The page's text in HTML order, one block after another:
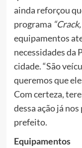
ainda reforçou
programa
equipamentos
necessidades da
cidade. “São
queremos que
Com certeza,
dessa ação já
prefeito.
Equipamentos